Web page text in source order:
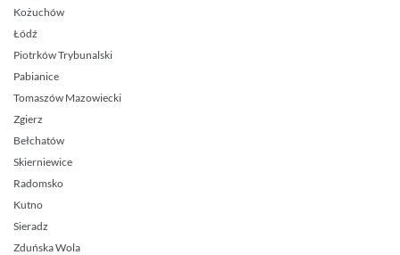
Kożuchów
Łódź
Piotrków Trybunalski
Pabianice
Tomaszów Mazowiecki
Zgierz
Bełchatów
Skierniewice
Radomsko
Kutno
Sieradz
Zduńska Wola